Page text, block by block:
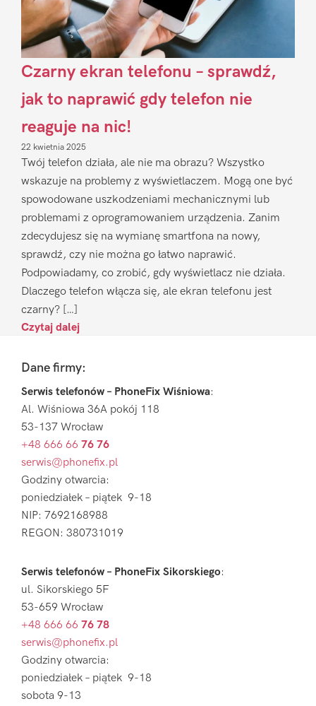
Czarny ekran telefonu – sprawdź,
jak to naprawić gdy telefon nie
reaguje na nic!
22 kwietnia 2025
Twój telefon działa, ale nie ma obrazu? Wszystko
wskazuje na problemy z wyświetlaczem. Mogą one być
spowodowane uszkodzeniami mechanicznymi lub
problemami z oprogramowaniem urządzenia. Zanim
zdecydujesz się na wymianę smartfona na nowy,
sprawdź, czy nie można go łatwo naprawić.
Podpowiadamy, co zrobić, gdy wyświetlacz nie działa.
Dlaczego telefon włącza się, ale ekran telefonu jest
czarny? […]
Czytaj dalej
FooterDane firmy:
Serwis telefonów – PhoneFix Wiśniowa:
Al. Wiśniowa 36A pokój 118
53-137 Wrocław
+48 666 66 76 76
serwis@phonefix.pl
Godziny otwarcia:
poniedziałek – piątek 9-18
NIP: 7692168988
REGON: 380731019
Serwis telefonów – PhoneFix Sikorskiego:
ul. Sikorskiego 5F
53-659 Wrocław
+48 666 66 76 78
serwis@phonefix.pl
Godziny otwarcia:
poniedziałek – piątek 9-18
sobota 9-13